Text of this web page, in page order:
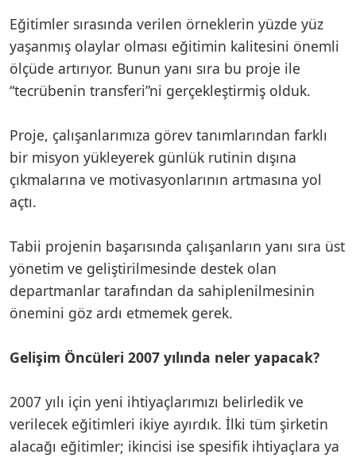
Eğitimler sırasında verilen örneklerin yüzde yüz
yaşanmış olaylar olması eğitimin kalitesini önemli
ölçüde artırıyor. Bunun yanı sıra bu proje ile
“tecrübenin transferi”ni gerçekleştirmiş olduk.
Proje, çalışanlarımıza görev tanımlarından farklı
bir misyon yükleyerek günlük rutinin dışına
çıkmalarına ve motivasyonlarının artmasına yol
açtı.
Tabii projenin başarısında çalışanların yanı sıra üst
yönetim ve geliştirilmesinde destek olan
departmanlar tarafından da sahiplenilmesinin
önemini göz ardı etmemek gerek.
Gelişim Öncüleri 2007 yılında neler yapacak?
2007 yılı için yeni ihtiyaçlarımızı belirledik ve
verilecek eğitimleri ikiye ayırdık. İlki tüm şirketin
alacağı eğitimler; ikincisi ise spesifik ihtiyaçlara ya